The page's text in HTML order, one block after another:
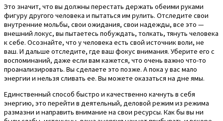
Это значит, что вы должны перестать держать обеими руками
фигуру другого человека и пытаться им рулить. Отследите свои
внутренние мольбы, свои ожидания, свои надежды, все это —
внешний локус, вы пытаетесь побуждать, толкать, тянуть человека
к себе. Осознайте, что у человека есть свой источник воли, не
ваш. И дальше отследите, где ваш фокус внимания. Уберите его с
воспоминаний, даже если вам кажется, что очень важно что-то
проанализировать. Вы сделаете это позже. А пока у вас мало
энергии и нельзя сливать ее. Вы можете оказаться на дне ямы.
Единственный способ быстро и качественно качнуть в себя
энергию, это перейти в деятельный, деловой режим из режима
размазни и направить внимание на свои ресурсы. Как бы вы ни